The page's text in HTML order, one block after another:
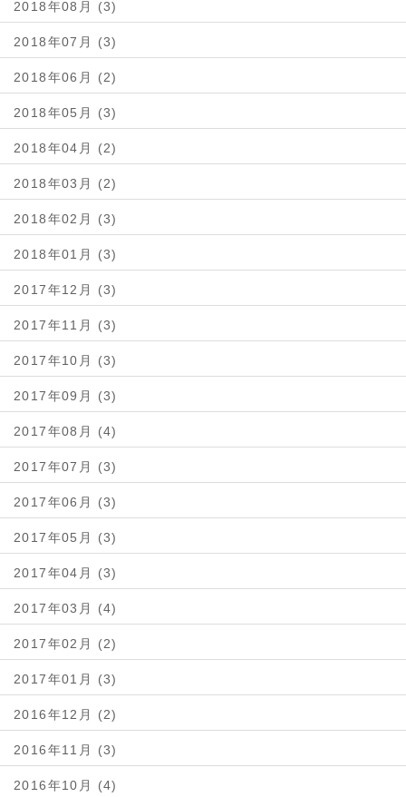
2018年08月 (3)
2018年07月 (3)
2018年06月 (2)
2018年05月 (3)
2018年04月 (2)
2018年03月 (2)
2018年02月 (3)
2018年01月 (3)
2017年12月 (3)
2017年11月 (3)
2017年10月 (3)
2017年09月 (3)
2017年08月 (4)
2017年07月 (3)
2017年06月 (3)
2017年05月 (3)
2017年04月 (3)
2017年03月 (4)
2017年02月 (2)
2017年01月 (3)
2016年12月 (2)
2016年11月 (3)
2016年10月 (4)